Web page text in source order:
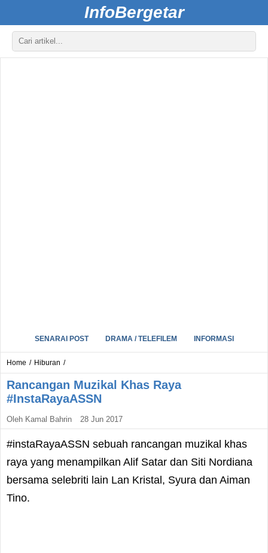
InfoBergetar
SENARAI POST DRAMA / TELEFILEM INFORMASI
Home / Hiburan /
Rancangan Muzikal Khas Raya
#InstaRayaASSN
Oleh Kamal Bahrin 28 Jun 2017
#instaRayaASSN sebuah rancangan muzikal khas
raya yang menampilkan Alif Satar dan Siti Nordiana
bersama selebriti lain Lan Kristal, Syura dan Aiman
Tino.